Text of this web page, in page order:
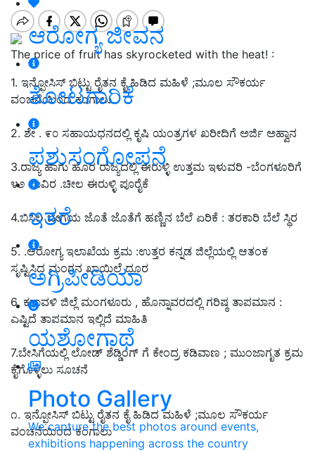
ಆರೋಗ್ಯ ಜೀವನ
ತೋಟಗಾರಿಕೆ
ಪಶುಸಂಗೋಪನೆ
ಇತರೆ
ಅಗ್ರಿಪೀಡಿಯಾ
ಯಶೋಗಾಥೆ
Photo Gallery
We capture the best photos around events,
exhibitions happening across the country
The price of fruit has skyrocketed with the heat! :
1. ಇನ್ಫೋಸಿಸ್ ಬಿಟ್ಟು ರೈತನ ಕೈ ಹಿಡಿದ ಮಹಿಳೆ ;ಮೂಲ ಸೌಕರ್ಯ
ವಂಚನೆಯಿಂದ ಕಂಗಾಲು
2. ಶೇ . ೯೦ ಸಹಾಯಧನದಲ್ಲಿ ಕೃಷಿ ಯಂತ್ರಗಳ ಖರೀದಿಗೆ ಅರ್ಜಿ ಅಹ್ವಾನ
3.ರಾಜ್ಯ ಹಾಗು ಹೊರ ರಾಜ್ಯದಲ್ಲಿ ಈರುಳ್ಳಿ ಉತ್ತಮ ಇಳುವರಿ -ಬೆಂಗಳೂರಿಗೆ
೪೨ ಸಾವಿರ .ಚೀಲ ಈರುಳ್ಳಿ ಪೂರೈಕೆ
4.ಬಿಸಿಲ ಬೇಗೆಯ ಜೊತೆ ಜೊತೆಗೆ ಹಣ್ಣಿನ ಬೆಲೆ ಏರಿಕೆ : ತರಕಾರಿ ಬೆಲೆ ಸ್ಥಿರ
5. .ಆರೋಗ್ಯ ಇಲಾಖೆಯ ಕ್ರಮ :ಉತ್ತರ ಕನ್ನಡ ಜಿಲ್ಲೆಯಲ್ಲಿ ಆತಂಕ
ಸೃಷ್ಟಿಸಿದ ಮಂಗನ ಖಾಯಿಲೆ ದೂರ
6. ಕರಾವಳಿ ಜಿಲ್ಲೆ ಮಂಗಳೂರು , ಹೊನ್ನಾವರದಲ್ಲಿ ಗರಿಷ್ಠ ತಾಪಮಾನ :
ಎಷ್ಟಿದೆ ತಾಪಮಾನ ಇಲ್ಲಿದೆ ಮಾಹಿತಿ
7.ಬೇಸಿಗೆಯಲ್ಲಿ ಲೋಡ್ ಶೆಡ್ಡಿಂಗ್ ಗೆ ಕೇಂದ್ರ ಕಡಿವಾಣ ; ಮುಂಜಾಗೃತ ಕ್ರಮ
ಕೈಗೊಳ್ಳಲು ಸೂಚನೆ
೧. ಇನ್ಫೋಸಿಸ್ ಬಿಟ್ಟು ರೈತನ ಕೈ ಹಿಡಿದ ಮಹಿಳೆ ;ಮೂಲ ಸೌಕರ್ಯ
ವಂಚನೆಯಿಂದ ಕಂಗಾಲು